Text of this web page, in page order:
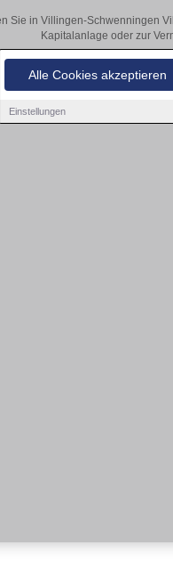
Alle Cookies akzeptieren
Einstellungen
Sie in Villingen-Schwenningen
Kapitalanlage oder zur
wir derzeit keine